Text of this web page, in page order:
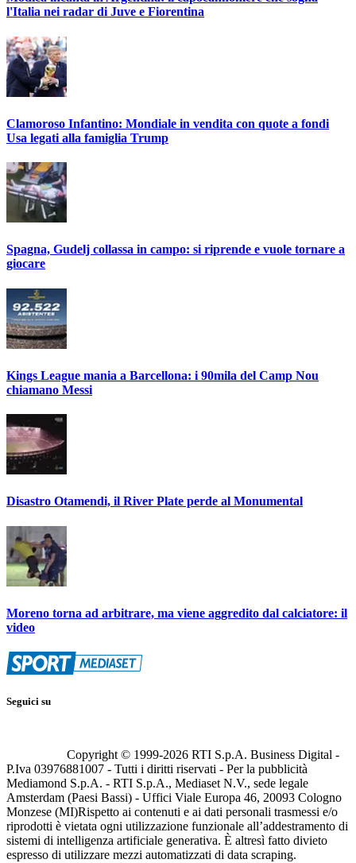
l'Italia nei radar di Juve e Fiorentina
Clamoroso Infantino: Mondiale in vendita con quote a fondi
Usa legati alla famiglia Trump
Spagna, Gudelj collassa in campo: si riprende e vuole tornare a
giocare
Kings League mania a Barcellona: i 90mila del Camp Nou
chiamano Messi
Disastro Otamendi, il River Plate perde al Monumental
Moreno torna ad arbitrare, ma viene aggredito dal calciatore: il
video
Seguici su
Copyright © 1999-2026 RTI S.p.A. Business Digital -
P.Iva 03976881007 - Tutti i diritti riservati - Per la pubblicità
Mediamond S.p.A. - RTI S.p.A., Mediaset N.V., sede legale
Amsterdam (Paesi Bassi) - Uffici Viale Europa 46, 20093 Cologno
Monzese (MI)Rispetto ai contenuti e ai dati personali trasmessi e/o
riprodotti è vietata ogni utilizzazione funzionale all’addestramento di
sistemi di intelligenza artificiale generativa. È altresì fatto divieto
espresso di utilizzare mezzi automatizzati di data scraping.